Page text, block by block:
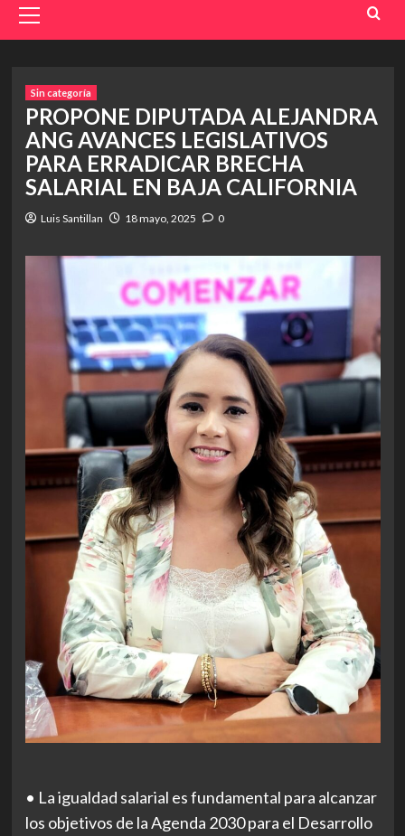
Menu
Sin categoría
PROPONE DIPUTADA ALEJANDRA
ANG AVANCES LEGISLATIVOS
PARA ERRADICAR BRECHA
SALARIAL EN BAJA CALIFORNIA
Luis Santillan 18 mayo, 2025 0
• La igualdad salarial es fundamental para alcanzar
los objetivos de la Agenda 2030 para el Desarrollo